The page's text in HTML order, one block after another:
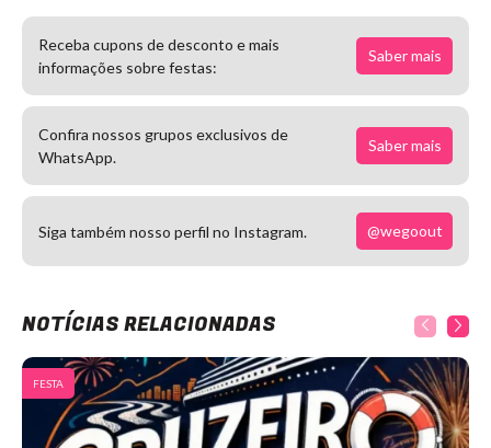
Receba cupons de desconto e mais
informações sobre festas:
Saber mais
Confira nossos grupos exclusivos de
WhatsApp.
Saber mais
Siga também nosso perfil no Instagram. @wegoout
NOTÍCIAS RELACIONADAS
FESTA